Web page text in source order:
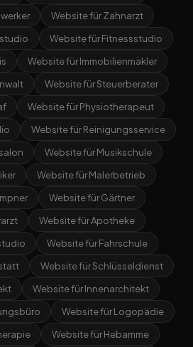
Website für Zahnarzt
Website für Fitnessstudio
Website für Immobilienmakler
Website für Steuerberater
Website für Physiotherapeut
Website für Reinigungsservice
Website für Musikschule
Website für Malerbetrieb
Website für Gärtner
Website für Apotheke
Website für Fahrschule
Website für Schlüsseldienst
Website für Innenarchitekt
Website für Logopädie
Website für Hebamme